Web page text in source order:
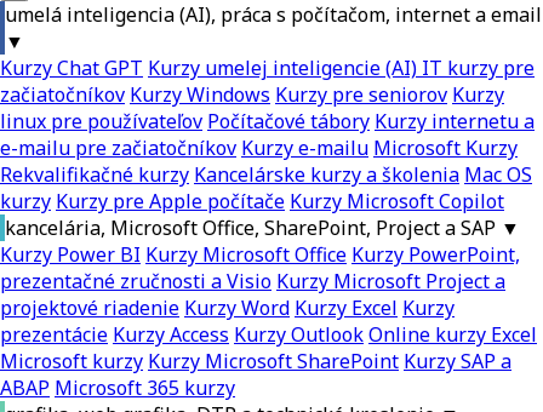
umelá inteligencia (AI), práca s počítačom, internet a email
▼
Kurzy Chat GPT Kurzy umelej inteligencie (AI) IT kurzy pre
začiatočníkov Kurzy Windows Kurzy pre seniorov Kurzy
linux pre používateľov Počítačové tábory Kurzy internetu a
e-mailu pre začiatočníkov Kurzy e-mailu Microsoft Kurzy
Rekvalifikačné kurzy Kancelárske kurzy a školenia Mac OS
kurzy Kurzy pre Apple počítače Kurzy Microsoft Copilot
kancelária, Microsoft Office, SharePoint, Project a SAP ▼
Kurzy Power BI Kurzy Microsoft Office Kurzy PowerPoint,
prezentačné zručnosti a Visio Kurzy Microsoft Project a
projektové riadenie Kurzy Word Kurzy Excel Kurzy
prezentácie Kurzy Access Kurzy OutlookOnline kurzy Excel
Microsoft kurzy Kurzy Microsoft SharePoint Kurzy SAP a
ABAP Microsoft 365 kurzy